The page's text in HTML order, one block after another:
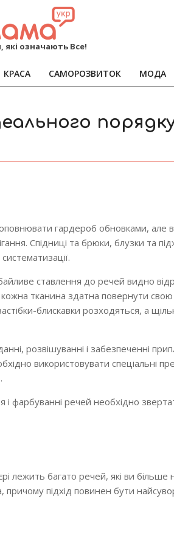
які означають Все!
Primary
КРАСА САМОРОЗВИТОК МОДА
гардероб обновками, але
Спідниці та брюки, блузки та
ставлення до речей видно
тканина здатна повернути
блискавки розходяться, а
розвішуванні і забезпеченні
використовувати спеціальні
фарбуванні речей необхідно
лежить багато речей, які ви більше
підхід повинен бути